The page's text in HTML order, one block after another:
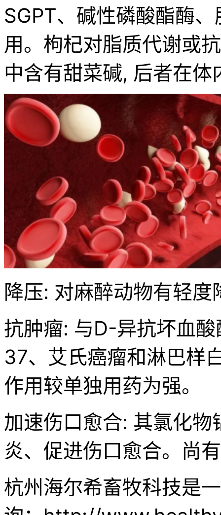
SGPT、碱性磷酸酯酶
用。枸杞对脂质代谢或
中含有甜菜碱, 后者在
降压: 对麻醉动物有轻
抗肿瘤: 与D-异抗坏血
37、艾氏癌瘤和淋巴样
作用较单独用药为强。
加速伤口愈合: 其氯化
炎、促进伤口愈合。尚
杭州海尔希畜牧科技是